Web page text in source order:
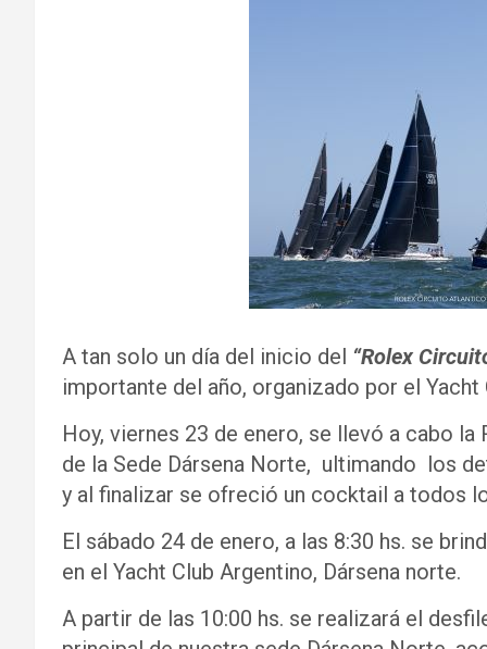
A tan solo un día del inicio del “Rolex
importante del año, organizado por el
Hoy, viernes 23 de enero, se llevó a cabo
de la Sede Dársena Norte, ultimando los
y al finalizar se ofreció un cocktail a todos
El sábado 24 de enero, a las 8:30 hs. se
en el Yacht Club Argentino, Dársena norte.
A partir de las 10:00 hs. se realizará el